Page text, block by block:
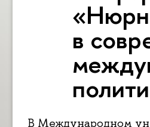
в
В Международном